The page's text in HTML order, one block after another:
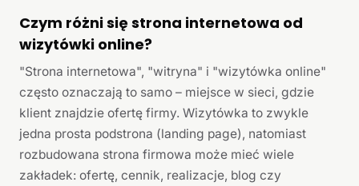
Czym różni się strona internetowa od
wizytówki online?
"Strona internetowa", "witryna" i "wizytówka online"
często oznaczają to samo – miejsce w sieci, gdzie
klient znajdzie ofertę firmy. Wizytówka to zwykle
jedna prosta podstrona (landing page), natomiast
rozbudowana strona firmowa może mieć wiele
zakładek: ofertę, cennik, realizacje, blog czy